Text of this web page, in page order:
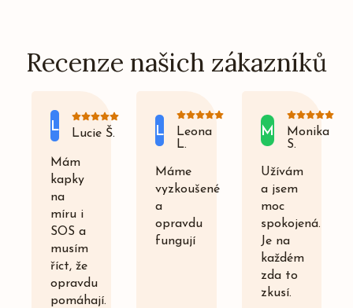
Recenze našich zákazníků
L Lucie Š.
Mám
kapky
na
míru i
SOS a
musím
říct, že
opravdu
pomáhají.
L
Leona
L.
Máme
vyzkoušené
a
opravdu
fungují
M
Monika
S.
Užívám
a jsem
moc
spokojená.
Je na
každém
zda to
zkusí.